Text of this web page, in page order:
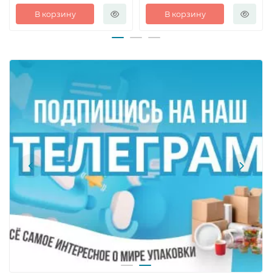
В корзину В корзину